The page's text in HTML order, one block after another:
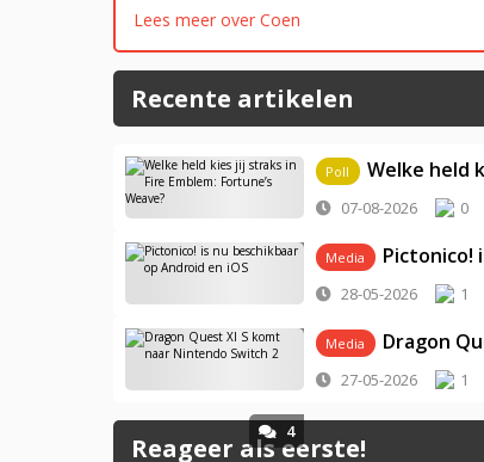
Lees meer over Coen
Recente artikelen
1
Poll Welke held
07-08-2026 0
Media Pictonico!
28-05-2026 1
4
Media Dragon
27-05-2026 1
Reageer als eerste!